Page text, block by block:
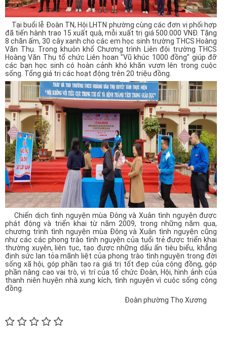
Tại buổi lễ Đoàn TN, Hội LHTN phường cùng các đơn vị phối hợp
đã tiến hành trao 15 xuất quà, mỗi xuất trị giá 500.000 VNĐ. Tặng
8 chăn ấm, 30 cây xanh cho các em học sinh trường THCS Hoàng
Văn Thụ. Trong khuôn khổ Chương trình Liên đội trường THCS
Hoàng Văn Thụ tổ chức Liên hoan "Vũ khúc 1000 đồng" giúp đỡ
các bạn học sinh có hoàn cảnh khó khăn vươn lên trong cuộc
sống. Tổng giá trị các hoạt động trên 20 triệu đồng.
Chiến dịch tình nguyện mùa Đông và Xuân tình nguyện được
phát động và triển khai từ năm 2009, trong những năm qua,
chương trình tình nguyện mùa Đông và Xuân tình nguyện cũng
như các các phong trào tình nguyện của tuổi trẻ được triển khai
thường xuyên, liên tục, tạo được những dấu ấn tiêu biểu, khẳng
định sức lan tỏa mãnh liệt của phong trào tình nguyện trong đời
sống xã hội, góp phần tạo ra giá trị tốt đẹp của cộng đồng, góp
phần nâng cao vai trò, vị trí của tổ chức Đoàn, Hội, hình ảnh của
thanh niên huyện nhà xung kích, tình nguyện vì cuộc sống cộng
đồng.
Đoàn phường Thọ Xương